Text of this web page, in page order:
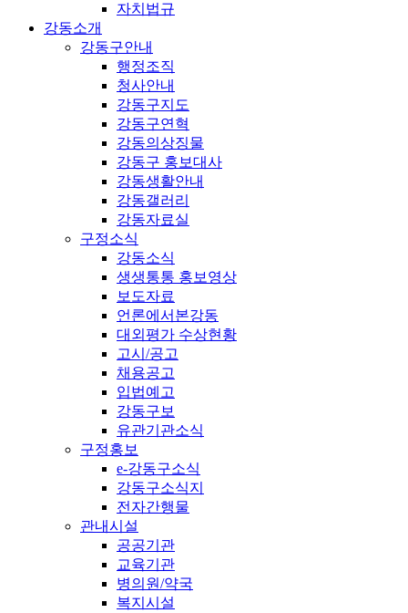
자치법규
강동소개
강동구안내
행정조직
청사안내
강동구지도
강동구연혁
강동의상징물
강동구 홍보대사
강동생활안내
강동갤러리
강동자료실
구정소식
강동소식
생생통통 홍보영상
보도자료
언론에서본강동
대외평가 수상현황
고시/공고
채용공고
입법예고
강동구보
유관기관소식
구정홍보
e-강동구소식
강동구소식지
전자간행물
관내시설
공공기관
교육기관
병의원/약국
복지시설